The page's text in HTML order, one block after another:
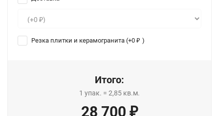
Резка плитки и керамогранита (+0 ₽ )
Итого:
1 упак. = 2,85 кв.м.
28 700 ₽